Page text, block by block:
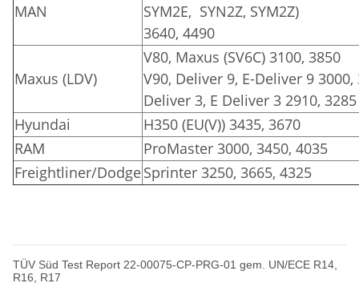
MAN
SYM2E, SYN2Z, SYM2Z)
3640, 4490
Maxus (LDV)
V80, Maxus (SV6C) 3100, 3850
V90, Deliver 9, E-Deliver 9 3000,
Deliver 3, E Deliver 3 2910, 3285
Hyundai
H350 (EU(V)) 3435, 3670
RAM
ProMaster 3000, 3450, 4035
Freightliner/DodgeSprinter 3250, 3665, 4325
TÜV Süd Test Report 22-00075-CP-PRG-01 gem. UN/ECE R14,
R16, R17